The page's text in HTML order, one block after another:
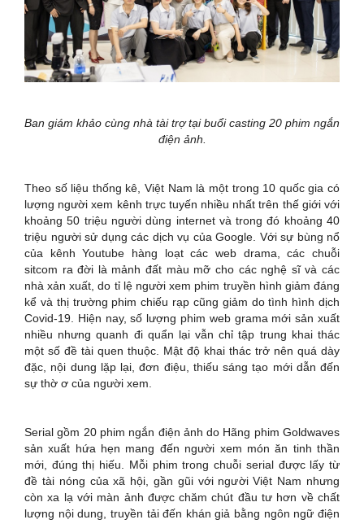
Ban giám khảo cùng nhà tài trợ tại buổi casting 20 phim ngắn
điện ảnh.
Theo số liệu thống kê, Việt Nam là một trong 10 quốc gia có
lượng người xem kênh trực tuyến nhiều nhất trên thế giới với
khoảng 50 triệu người dùng internet và trong đó khoảng 40
triệu người sử dụng các dịch vụ của Google. Với sự bùng nổ
của kênh Youtube hàng loạt các web drama, các chuỗi
sitcom ra đời là mảnh đất màu mỡ cho các nghệ sĩ và các
nhà xản xuất, do tỉ lệ người xem phim truyền hình giảm đáng
kể và thị trường phim chiếu rạp cũng giảm do tình hình dịch
Covid-19. Hiện nay, số lượng phim web grama mới sản xuất
nhiều nhưng quanh đi quẩn lại vẫn chỉ tập trung khai thác
một số đề tài quen thuộc. Mật độ khai thác trở nên quá dày
đặc, nội dung lặp lại, đơn điệu, thiếu sáng tạo mới dẫn đến
sự thờ ơ của người xem.
Serial gồm 20 phim ngắn điện ảnh do Hãng phim Goldwaves
sản xuất hứa hẹn mang đến người xem món ăn tinh thần
mới, đúng thị hiếu. Mỗi phim trong chuỗi serial được lấy từ
đề tài nóng của xã hội, gần gũi với người Việt Nam nhưng
còn xa lạ với màn ảnh được chăm chút đầu tư hơn về chất
lượng nội dung, truyền tải đến khán giả bằng ngôn ngữ điện